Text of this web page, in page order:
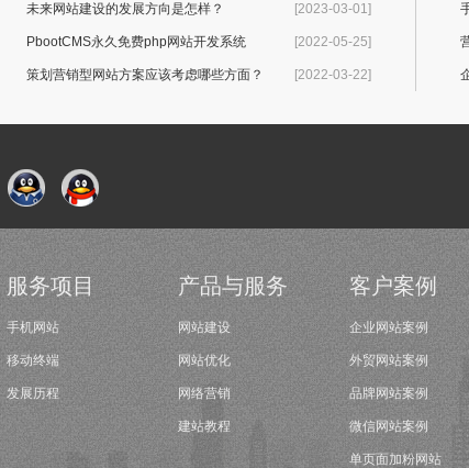
[2023-03-01]
未来网站建设的发展方向是怎样？
[2022-05-25]
PbootCMS永久免费php网站开发系统
[2022-03-22]
策划营销型网站方案应该考虑哪些方面？
服务项目
手机网站
移动终端
发展历程
产品与服务
网站建设
网站优化
网络营销
建站教程
客户案例
企业网站案例
外贸网站案例
品牌网站案例
微信网站案例
单页面加粉网站